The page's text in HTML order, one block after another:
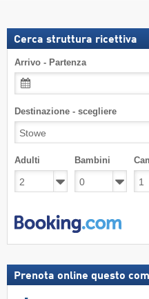
Cerca struttura ricettiva
Arrivo - Partenza
Destinazione - scegliere
Adulti Bambini
Prenota online questo